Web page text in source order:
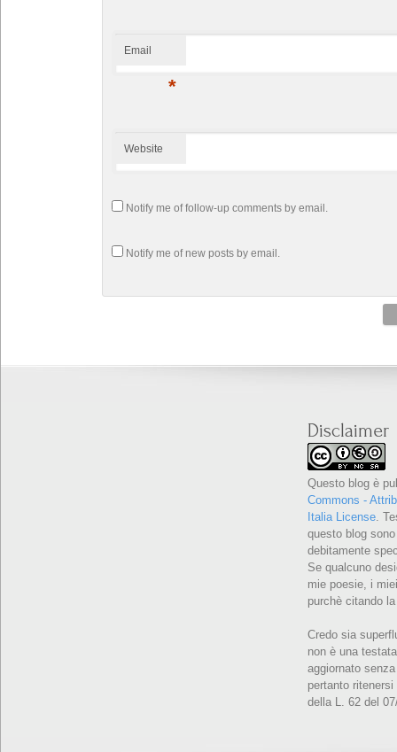
Email
*
Website
Notify me of follow-up comments by email.
Notify me of new posts by email.
Disclaimer
Questo blog è
Commons -
Italia License.
questo blog
debitamente
Se qualcuno
mie poesie, i
purchè citando
Credo sia
non è una
aggiornato
pertanto
della L. 62 del